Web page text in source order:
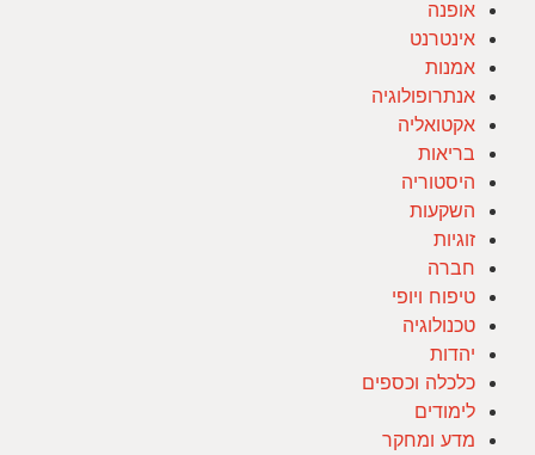
אופנה
אינטרנט
אמנות
אנתרופולוגיה
אקטואליה
בריאות
היסטוריה
השקעות
זוגיות
חברה
טיפוח ויופי
טכנולוגיה
יהדות
כלכלה וכספים
לימודים
מדע ומחקר